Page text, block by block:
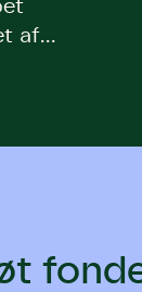
af
det